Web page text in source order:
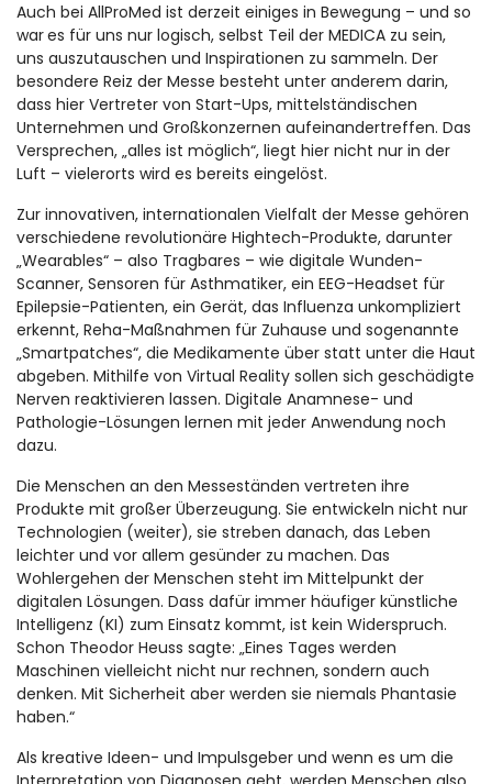
Auch bei AllProMed ist derzeit einiges in Bewegung – und so
wares für uns nur logisch, selbst Teil der MEDICA zu sein,
uns auszutauschen und Inspirationen zu sammeln. Der
besondere Reiz der Messe besteht unter anderem darin,
dass hier Vertreter von Start-Ups, mittelständischen
Unternehmen und Großkonzernen aufeinandertreffen. Das
Versprechen, „alles ist möglich“, liegt hier nicht nur in der
Luft – vielerorts wird es bereits eingelöst.
Zur innovativen, internationalen Vielfalt der Messe gehören
verschiedene revolutionäre Hightech-Produkte, darunter
„Wearables“ – also Tragbares – wie digitale Wunden-
Scanner, Sensoren für Asthmatiker, ein EEG-Headset für
Epilepsie-Patienten, ein Gerät, das Influenza unkompliziert
erkennt, Reha-Maßnahmen für Zuhause und sogenannte
„Smartpatches“, die Medikamente über statt unter die Haut
abgeben. Mithilfe von Virtual Reality sollen sich geschädigte
Nerven reaktivieren lassen. Digitale Anamnese- und
Pathologie-Lösungen lernen mit jeder Anwendung noch
dazu.
Die Menschen an den Messeständen vertreten ihre
Produkte mit großer Überzeugung. Sie entwickeln nicht nur
Technologien (weiter), sie streben danach, das Leben
leichter und vor allem gesünder zu machen. Das
Wohlergehen der Menschen steht im Mittelpunkt der
digitalen Lösungen. Dass dafür immer häufiger künstliche
Intelligenz (KI) zum Einsatz kommt, ist kein Widerspruch.
Schon Theodor Heuss sagte: „Eines Tages werden
Maschinen vielleicht nicht nur rechnen, sondern auch
denken. Mit Sicherheit aber werden sie niemals Phantasie
haben.“
Als kreative Ideen- und Impulsgeber und wenn es um die